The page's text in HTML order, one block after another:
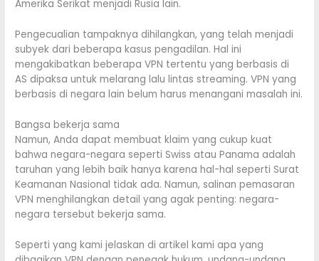
Amerika Serikat menjadi Rusia lain.
Pengecualian tampaknya dihilangkan, yang telah menjadi
subyek dari beberapa kasus pengadilan. Hal ini
mengakibatkan beberapa VPN tertentu yang berbasis di
AS dipaksa untuk melarang lalu lintas streaming. VPN yang
berbasis di negara lain belum harus menangani masalah ini.
Bangsa bekerja sama
Namun, Anda dapat membuat klaim yang cukup kuat
bahwa negara-negara seperti Swiss atau Panama adalah
taruhan yang lebih baik hanya karena hal-hal seperti Surat
Keamanan Nasional tidak ada. Namun, salinan pemasaran
VPN menghilangkan detail yang agak penting: negara-
negara tersebut bekerja sama.
Seperti yang kami jelaskan di artikel kami apa yang